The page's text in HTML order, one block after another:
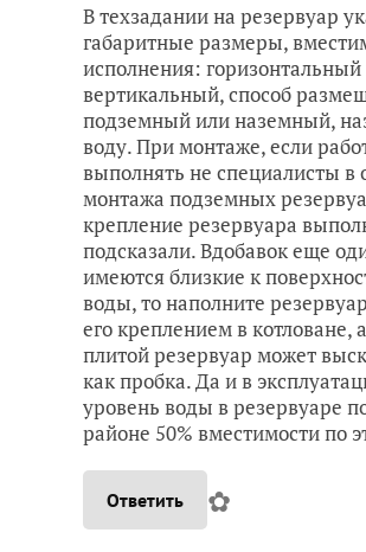
В техзадании на резервуар
габаритные размеры,
исполнения:
вертикальный, способ
подземный или наземный,
воду. При монтаже, если
выполнять не специалисты в
монтажа подземных
крепление резервуара
подсказали. Вдобавок еще
имеются близкие к
воды, то наполните
его креплением в котловане,
плитой резервуар может
как пробка. Да и в
уровень воды в резервуаре
районе 50% вместимости по
Ответить ✿